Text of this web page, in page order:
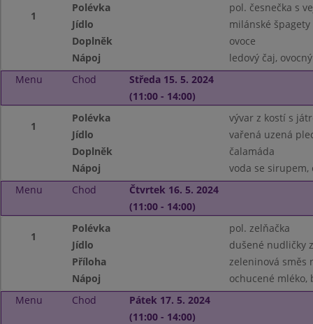
1
Polévka
pol. česnečka s
Jídlo
milánské
Doplněk
ovoce
Nápoj
ledový čaj,
Menu
Chod
Středa 15. 5. 2024
(11:00 - 14:00)
1
Polévka
vývar z kostí s
Jídlo
vařená uzená
Doplněk
čalamáda
Nápoj
voda se sirupem,
Menu
Chod
Čtvrtek 16. 5. 2024
(11:00 - 14:00)
1
Polévka
pol. zelňačka
Jídlo
dušené nudličky
Příloha
zeleninová směs
Nápoj
ochucené mléko,
Menu
Chod
Pátek 17. 5. 2024
(11:00 - 14:00)